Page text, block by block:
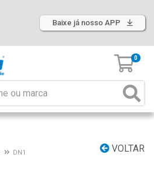
Baixe já nosso APP
0
VOLTAR
DN1